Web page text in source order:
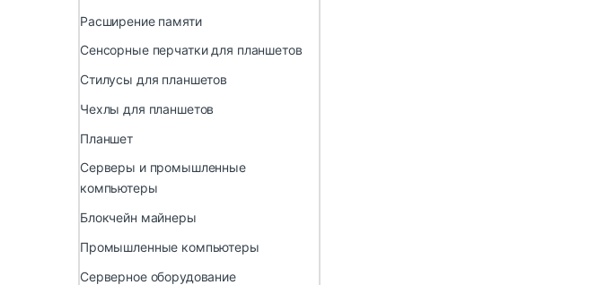
Расширение памяти
Сенсорные перчатки для планшетов
Стилусы для планшетов
Чехлы для планшетов
Планшет
Серверы и промышленные
компьютеры
Блокчейн майнеры
Промышленные компьютеры
Серверное оборудование